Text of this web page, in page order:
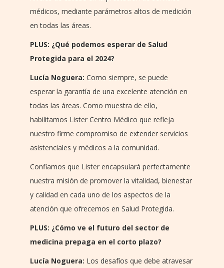
médicos, mediante parámetros altos de medición
en todas las áreas.
PLUS: ¿Qué podemos esperar de Salud
Protegida para el 2024?
Lucía Noguera: Como siempre, se puede
esperar la garantía de una excelente atención en
todas las áreas. Como muestra de ello,
habilitamos Lister Centro Médico que refleja
nuestro firme compromiso de extender servicios
asistenciales y médicos a la comunidad.
Confiamos que Lister encapsulará perfectamente
nuestra misión de promover la vitalidad, bienestar
y calidad en cada uno de los aspectos de la
atención que ofrecemos en Salud Protegida.
PLUS: ¿Cómo ve el futuro del sector de
medicina prepaga en el corto plazo?
Lucía Noguera: Los desafíos que debe atravesar